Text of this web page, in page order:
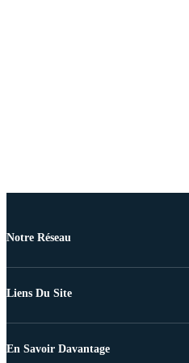
Notre Réseau
Liens Du Site
En Savoir Davantage